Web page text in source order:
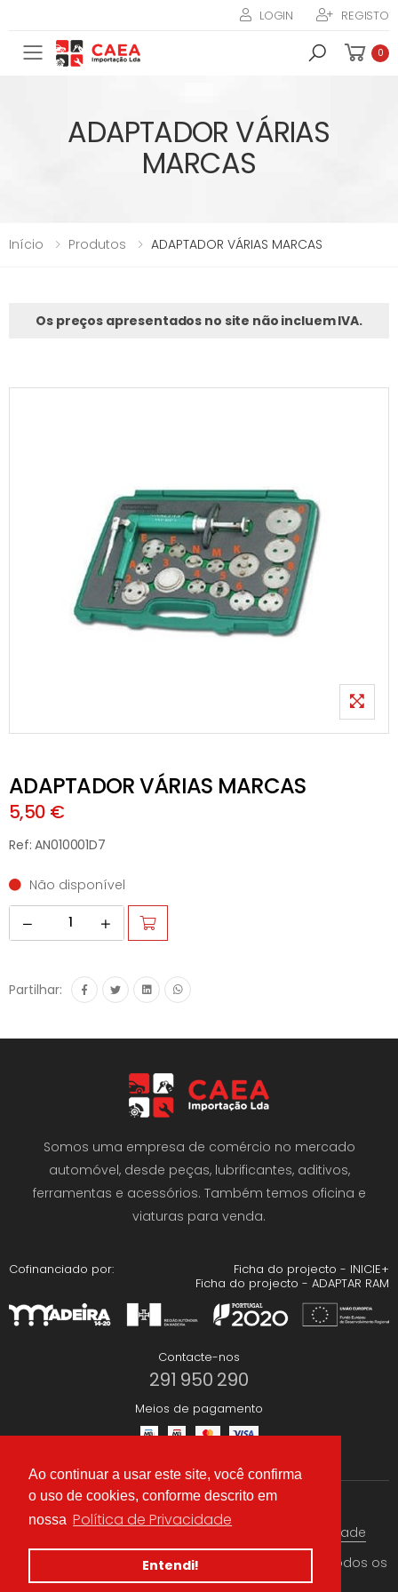
Ao continuar a usar este site, você confirma
o uso de cookies, conforme descrito em
nossa Política de Privacidade
Entendi!
LOGIN REGISTO
Toggle mobile menu 0
ADAPTADOR VÁRIAS
MARCAS
Início Produtos ADAPTADOR VÁRIAS MARCAS
Os preços apresentados no site não incluem IVA.
ADAPTADOR VÁRIAS MARCAS
5,50 €
Ref: AN010001D7
Não disponível
Partilhar:
Somos uma empresa de comércio no mercado
automóvel, desde peças, lubrificantes, aditivos,
ferramentas e acessórios. Também temos oficina e
viaturas para venda.
Cofinanciado por:
Ficha do projecto - INICIE+
Ficha do projecto - ADAPTAR RAM
Contacte-nos
291 950 290
Meios de pagamento
© 2026 CAEA Importação Lda. Criado por
. Todos os
direitos reservados
Termos & condições Política de Privacidade
Redes Sociais